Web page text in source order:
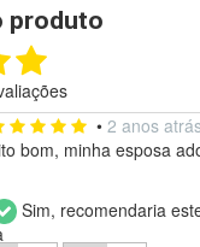
produto
• 2 anos
bom, minha esposa
Sim, recomendaria